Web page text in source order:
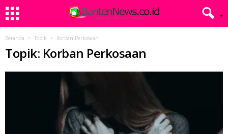
Beranda Topik Korban Perkosaan
Topik: Korban Perkosaan